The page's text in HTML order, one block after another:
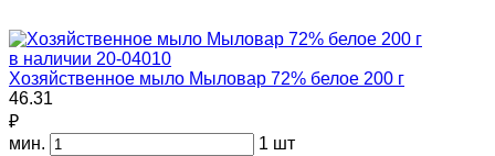
в наличии 20-04010
Хозяйственное мыло Мыловар 72% белое 200 г
46.31
₽
мин.
1 шт